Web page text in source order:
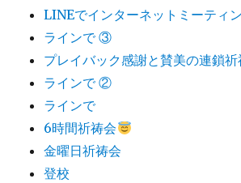
LINEでインターネットミーティ
ラインで ③
プレイバック感謝と賛美の連鎖祈
ラインで ②
ラインで
6時間祈祷会
金曜日祈祷会
登校